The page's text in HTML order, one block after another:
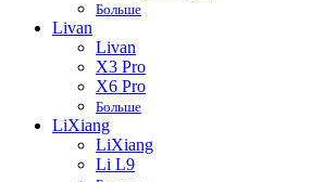
Больше
Livan
Livan
X3 Pro
X6 Pro
Больше
LiXiang
LiXiang
Li L9